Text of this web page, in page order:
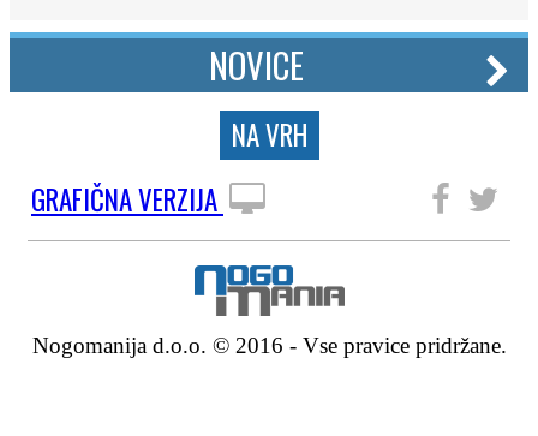
NOVICE
NA VRH
GRAFIČNA VERZIJA
Nogomanija d.o.o. © 2016 - Vse pravice pridržane.